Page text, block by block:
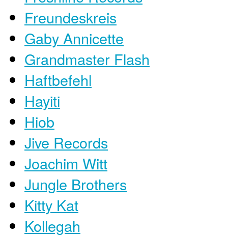
Freundeskreis
Gaby Annicette
Grandmaster Flash
Haftbefehl
Hayiti
Hiob
Jive Records
Joachim Witt
Jungle Brothers
Kitty Kat
Kollegah